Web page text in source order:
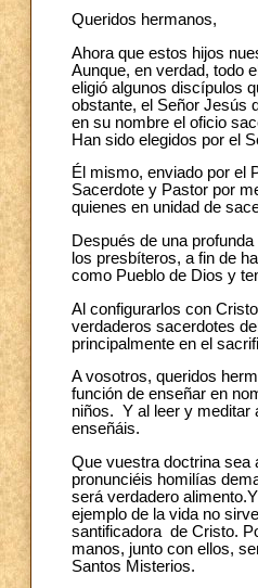
Queridos hermanos,
Ahora que estos hijos
Aunque, en verdad, todo
eligió algunos discípulos
obstante, el Señor Jesús
en su nombre el oficio
Han sido elegidos por el
Él mismo, enviado por el
Sacerdote y Pastor por
quienes en unidad de
Después de una
los presbíteros, a fin de
como Pueblo de Dios y
Al configurarlos con
verdaderos sacerdotes
principalmente en el
A vosotros, queridos
función de enseñar en
niños. Y al leer y meditar
enseñáis.
Que vuestra doctrina sea
pronunciéis homilías
será verdadero
ejemplo de la vida no
santificadora de Cristo.
manos, junto con ellos,
Santos Misterios.